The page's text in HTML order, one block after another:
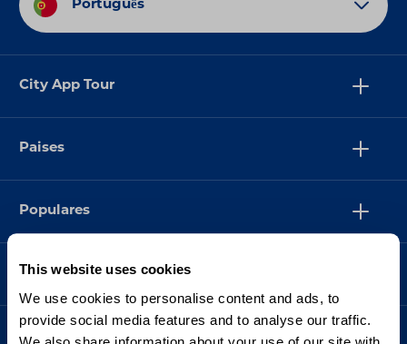
This website uses cookies
We use cookies to personalise content and ads, to
provide social media features and to analyse our traffic.
Português
City App Tour
Paises
Populares
Suporte